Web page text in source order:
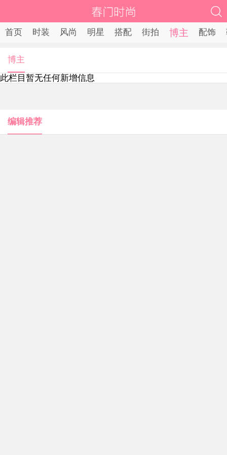
首页 时装 风尚 明星 搭配 街拍 博主 配饰
博主
此栏目暂无任何新增信息
编辑推荐